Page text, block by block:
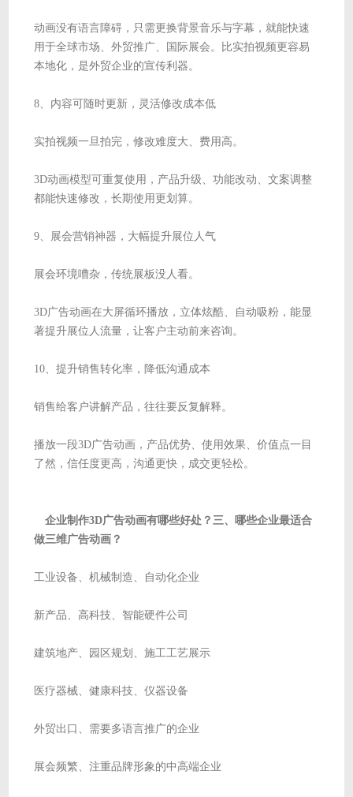
动画没有语言障碍，只需更换背景音乐与字幕，就能快速
用于全球市场、外贸推广、国际展会。比实拍视频更容易
本地化，是外贸企业的宣传利器。
8、内容可随时更新，灵活修改成本低
实拍视频一旦拍完，修改难度大、费用高。
3D动画模型可重复使用，产品升级、功能改动、文案调整
都能快速修改，长期使用更划算。
9、展会营销神器，大幅提升展位人气
展会环境嘈杂，传统展板没人看。
3D广告动画在大屏循环播放，立体炫酷、自动吸粉，能显
著提升展位人流量，让客户主动前来咨询。
10、提升销售转化率，降低沟通成本
销售给客户讲解产品，往往要反复解释。
播放一段3D广告动画，产品优势、使用效果、价值点一目
了然，信任度更高，沟通更快，成交更轻松。
企业制作3D广告动画有哪些好处？三、哪些企业最适合
做三维广告动画？
工业设备、机械制造、自动化企业
新产品、高科技、智能硬件公司
建筑地产、园区规划、施工工艺展示
医疗器械、健康科技、仪器设备
外贸出口、需要多语言推广的企业
展会频繁、注重品牌形象的中高端企业